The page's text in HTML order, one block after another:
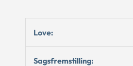
Love:
Sagsfremstilling: